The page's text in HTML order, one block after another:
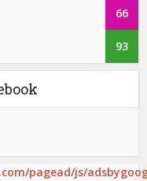
66
93
pagead/js/